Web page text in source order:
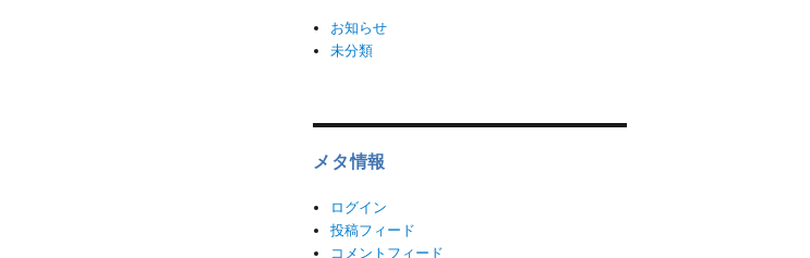
お知らせ
未分類
メタ情報
ログイン
投稿フィード
コメントフィード